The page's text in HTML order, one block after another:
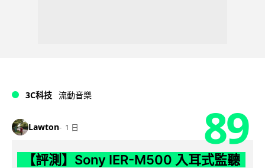
3C科技 流動音樂
Lawton 1 日 89
【評測】Sony IER-M500 入耳式監聽